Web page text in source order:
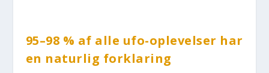
95–98 % af alle ufo-ople­vel­ser har
en natur­lig for­kla­ring